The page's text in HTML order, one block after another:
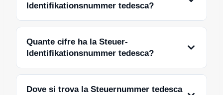
Identifikationsnummer tedesca?
Quante cifre ha la Steuer-
Identifikationsnummer tedesca?
Dove si trova la Steuernummer tedesca